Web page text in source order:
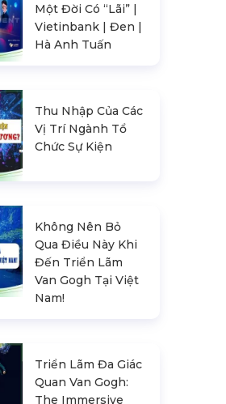
Một Đời Có “Lãi” |
Vietinbank | Đen |
Hà Anh Tuấn
Thu Nhập Của Các
Vị Trí Ngành Tổ
Chức Sự Kiện
Không Nên Bỏ
Qua Điều Này Khi
Đến Triển Lãm
Van Gogh Tại Việt
Nam!
Triển Lãm Đa Giác
Quan Van Gogh:
The Immersive